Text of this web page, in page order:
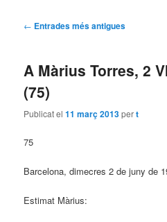
Navegació per les entrades
← Entrades més antigues
A Màrius Torres, 2
(75)
Publicat el11 març 2013pert
75
Barcelona, dimecres 2 de juny de
Estimat Màrius: